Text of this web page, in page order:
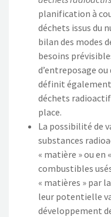
planification à
déchets issus du
bilan des modes
besoins
d’entreposage
définit
déchets
place.
La possibilité de
substances
« matière » ou en
combustibles
« matières » par
leur potentielle
développement